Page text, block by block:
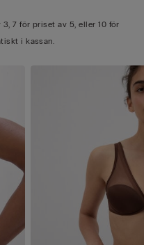
7 för priset av 5, eller 10 för
i kassan.